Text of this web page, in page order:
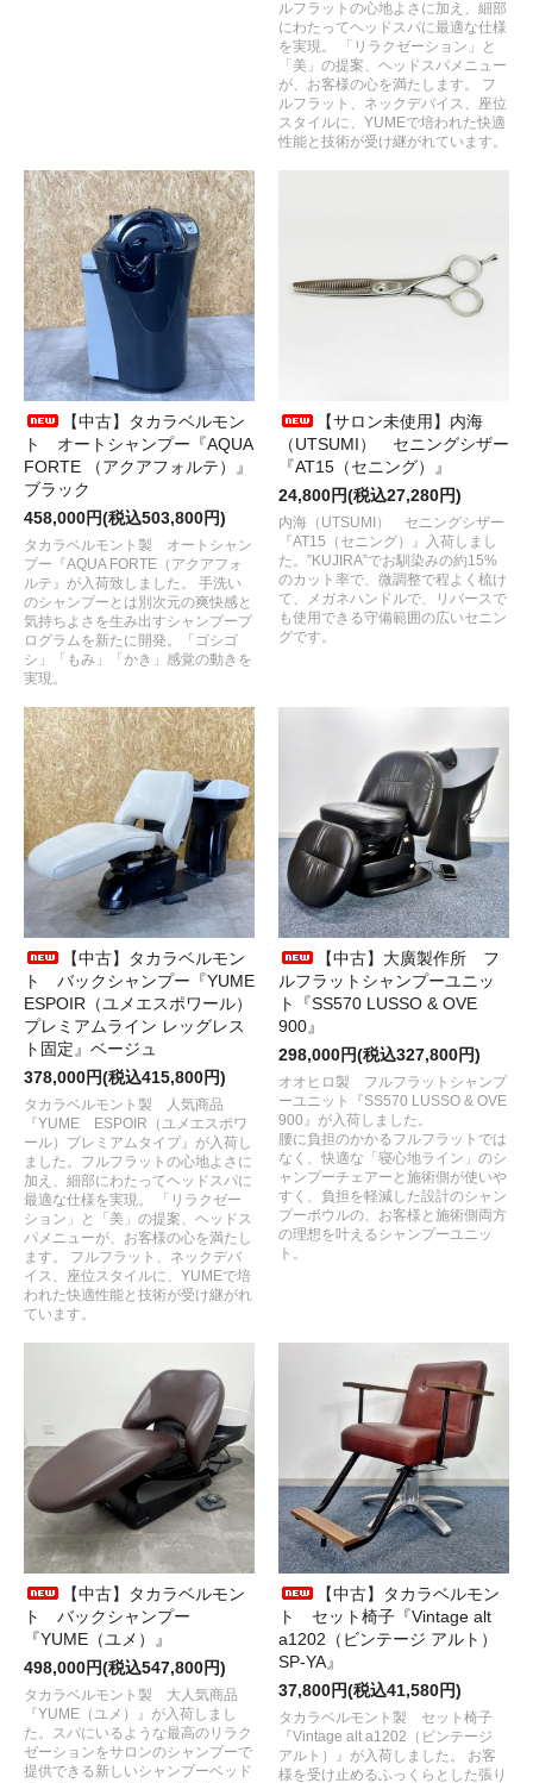
ルフラットの心地よさに加え、細部
にわたってヘッドスパに最適な仕様
を実現。 「リラクゼーション」と
「美」の提案、ヘッドスパメニュー
が、お客様の心を満たします。 フ
ルフラット、ネックデバイス、座位
スタイルに、YUMEで培われた快適
性能と技術が受け継がれています。
【中古】タカラベルモン
ト オートシャンプー『AQUA
FORTE （アクアフォルテ）』
ブラック
458,000円(税込503,800円)
タカラベルモント製 オートシャン
プー『AQUA FORTE（アクアフォ
ルテ』が入荷致しました。 手洗い
のシャンプーとは別次元の爽快感と
気持ちよさを生み出すシャンプープ
ログラムを新たに開発。「ゴシゴ
シ」「もみ」「かき」感覚の動きを
実現。
【サロン未使用】内海
（UTSUMI） セニングシザー
『AT15（セニング）』
24,800円(税込27,280円)
内海（UTSUMI） セニングシザー
『AT15（セニング）』入荷しまし
た。”KUJIRA”でお馴染みの約15%
のカット率で、微調整で程よく梳け
て、メガネハンドルで、リバースで
も使用できる守備範囲の広いセニン
グです。
【中古】タカラベルモン
ト バックシャンプー『YUME
ESPOIR（ユメエスポワール）
プレミアムライン レッグレス
ト固定』ベージュ
378,000円(税込415,800円)
タカラベルモント製 人気商品
『YUME ESPOIR（ユメエスポワ
ール）プレミアムタイプ』が入荷し
ました。フルフラットの心地よさに
加え、細部にわたってヘッドスパに
最適な仕様を実現。 「リラクゼー
ション」と「美」の提案、ヘッドス
パメニューが、お客様の心を満たし
ます。 フルフラット、ネックデバ
イス、座位スタイルに、YUMEで培
われた快適性能と技術が受け継がれ
ています。
【中古】大廣製作所 フ
ルフラットシャンプーユニッ
ト『SS570 LUSSO & OVE
900』
298,000円(税込327,800円)
オオヒロ製 フルフラットシャンプ
ーユニット『SS570 LUSSO & OVE
900』が入荷しました。
腰に負担のかかるフルフラットでは
なく、快適な「寝心地ライン」のシ
ャンプーチェアーと施術側が使いや
すく、負担を軽減した設計のシャン
プーボウルの、お客様と施術側両方
の理想を叶えるシャンプーユニッ
ト。
【中古】タカラベルモン
ト バックシャンプー
『YUME（ユメ）』
498,000円(税込547,800円)
タカラベルモント製 大人気商品
『YUME（ユメ）』が入荷しまし
た。スパにいるような最高のリラク
ゼーションをサロンのシャンプーで
提供できる新しいシャンプーベッド
【中古】タカラベルモン
ト セット椅子『Vintage alt
a1202（ビンテージ アルト）
SP-YA』
37,800円(税込41,580円)
タカラベルモント製 セット椅子
『Vintage alt a1202（ビンテージ
アルト）』が入荷しました。 お客
様を受け止めるふっくらとした張り